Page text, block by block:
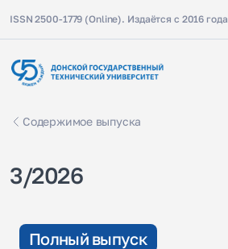
ISSN 2500-1779 (Online). Издаётся с 2016 года
Содержимое выпуска
3/2026
Полный выпуск